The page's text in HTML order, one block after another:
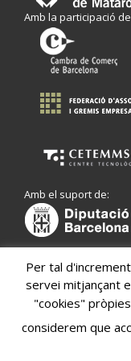
Amb la participació
Amb el suport de:
Per tal
servei mitjançant
"cookies"
considerem que